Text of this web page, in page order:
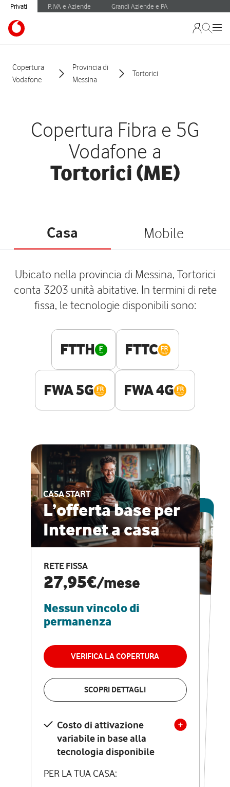
Privati P.IVA e Aziende Grandi Aziende e PA
Copertura
Vodafone
Provincia di
Messina
Tortorici
Copertura Fibra e 5G
Vodafone a
Tortorici (ME)
Casa Mobile
Ubicato nella provincia di Messina, Tortorici
conta 3203 unità abitative. In termini di rete
fissa, le tecnologie disponibili sono:
FTTH FTTC
FWA 5G FWA 4G
CASA START
L’offerta base per
Internet a casa
RETE FISSA
27,95€/mese
Nessun vincolo di
permanenza
VERIFICA LA COPERTURA
SCOPRI DETTAGLI
Costo di attivazione
variabile in base alla
tecnologia disponibile
PER LA TUA CASA:
ESCLUSIVA ONLINE
CASA PRO
Internet veloce e
vantaggi speciali
RETE FISSA + VODAFONE CLUB
29,95€
permanenza
VERIFICA LA COPERTURA
Costo di attivazione
variabile in base alla
tecnologia disponibile
PER LA TUA CASA: